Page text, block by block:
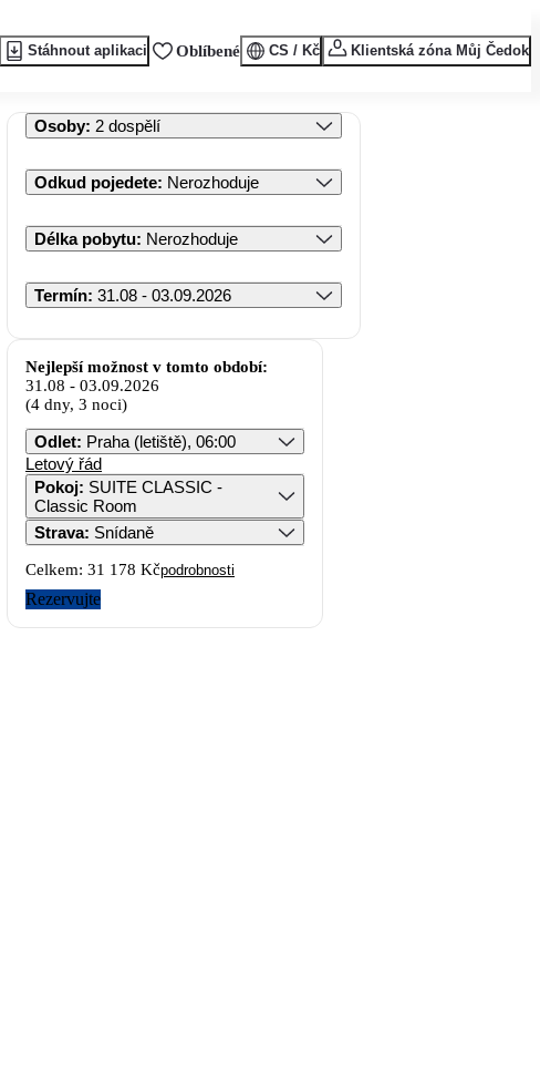
Stáhnout aplikaci Oblíbené CS / Kč Klientská zóna Můj Čedok
Osoby: 2 dospělí
Odkud pojedete: Nerozhoduje
Délka pobytu: Nerozhoduje
Termín: 31.08 - 03.09.2026
Nejlepší možnost v tomto období:
31.08 - 03.09.2026
(4 dny, 3 noci)
Odlet: Praha (letiště), 06:00
Letový řád
Pokoj: SUITE CLASSIC -
Classic Room
Strava: Snídaně
Celkem: 31 178 Kčpodrobnosti
Rezervujte